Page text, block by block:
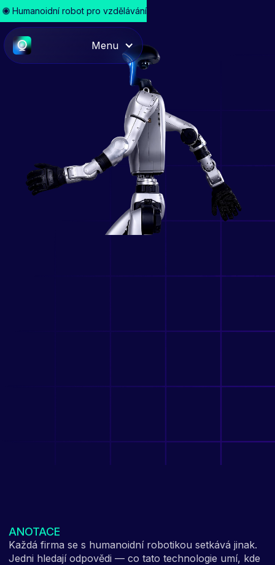
Humanoidní robot pro vzdělávání
Menu
ANOTACE
Každá firma se s humanoidní robotikou setkává jinak.
Jedni hledají odpovědi — co tato technologie umí, kde